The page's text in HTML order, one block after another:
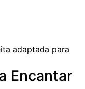
adaptada para
Encantar